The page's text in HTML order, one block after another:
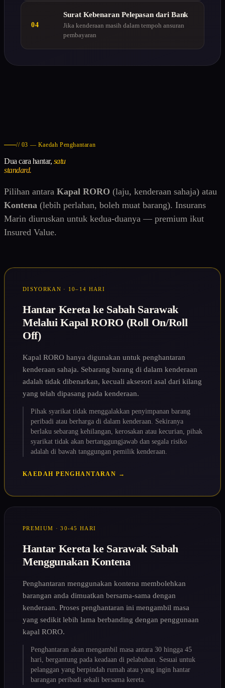
04
Surat Kebenaran Pelepasan dari Bank
Jika kenderaan masih dalam tempoh ansuran
pembayaran
// 03 — Kaedah Penghantaran
Dua cara hantar, satu
standard.
Pilihan antara Kapal RORO (laju, kenderaan sahaja) atau
Kontena (lebih perlahan, boleh muat barang). Insurans
Marin diuruskan untuk kedua-duanya — premium ikut
Insured Value.
DISYORKAN · 10–14 HARI
Hantar Kereta ke Sabah Sarawak
Melalui Kapal RORO (Roll On/Roll
Off)
Kapal RORO hanya digunakan untuk penghantaran
kenderaan sahaja. Sebarang barang di dalam kenderaan
adalah tidak dibenarkan, kecuali aksesori asal dari kilang
yang telah dipasang pada kenderaan.
Pihak syarikat tidak menggalakkan penyimpanan barang
peribadi atau berharga di dalam kenderaan. Sekiranya
berlaku sebarang kehilangan, kerosakan atau kecurian, pihak
syarikat tidak akan bertanggungjawab dan segala risiko
adalah di bawah tanggungan pemilik kenderaan.
KAEDAH PENGHANTARAN →
PREMIUM · 30-45 HARI
Hantar Kereta ke Sarawak Sabah
Menggunakan Kontena
Penghantaran menggunakan kontena membolehkan
barangan anda dimuatkan bersama-sama dengan
kenderaan. Proses penghantaran ini mengambil masa
yang sedikit lebih lama berbanding dengan penggunaan
kapal RORO.
Penghantaran akan mengambil masa antara 30 hingga 45
hari, bergantung pada keadaan di pelabuhan. Sesuai untuk
pelanggan yang berpindah rumah atau yang ingin hantar
barangan peribadi sekali bersama kereta.